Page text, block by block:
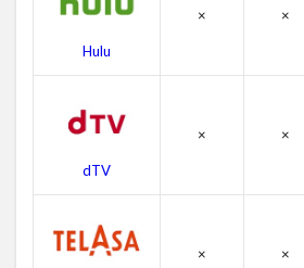
後の
マの
字幕
2.2
替え
動画
3
ロ
Hulu
× ×
dTV
× ×
× ×